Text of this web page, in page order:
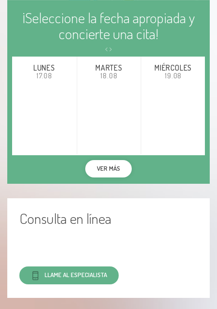
Enfermedad de Quervain
Dedo del pie en martillo
Enfermedad articular degenerativa
¡Seleccione la fecha apropiada y
concierte una cita!
LUNES
17.08
MARTES
18.08
MIÉRCOLES
19.08
VER MÁS
Consulta en línea
LLAME AL ESPECIALISTA